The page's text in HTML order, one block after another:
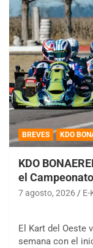
BREVES KDO
KDO
el
7 agosto, 2026 E-
El Kart del Oeste
semana con el